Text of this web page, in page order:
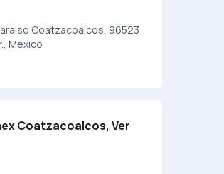
Coatzacoalcos, 96523
Mexico
Coatzacoalcos, Ver